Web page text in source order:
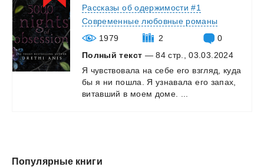
Рассказы об одержимости #1
Современные любовные романы
1979
2
0
Полный текст — 84 стр., 03.03.2024
Я чувствовала на себе его взгляд,
куда
бы я ни пошла. Я узнавала его запах,
витавший в моем доме.
Популярные книги